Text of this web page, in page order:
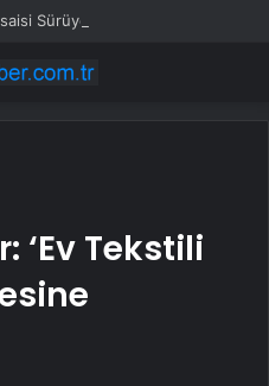
‘Ev Tekstili